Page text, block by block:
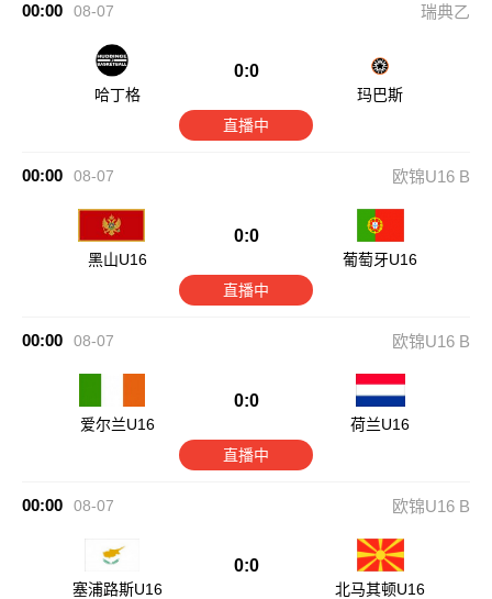
00:00 08-07 瑞典乙
哈丁格
0:0
玛巴斯
直播中
00:00 08-07 欧锦U16 B
黑山U16
0:0
葡萄牙U16
直播中
00:00 08-07 欧锦U16 B
爱尔兰U16
0:0
荷兰U16
直播中
00:00 08-07 欧锦U16 B
塞浦路斯U16
0:0
北马其顿U16